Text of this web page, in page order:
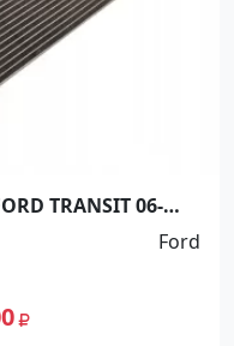
TRANSIT 06-
Ford